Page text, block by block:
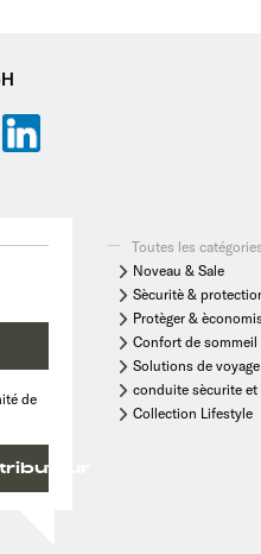
de
Toutes les catégories
Noveau & Sale
Sècuritè &
Protèger &
Confort de sommeil
Solutions de
conduite sècurite
Collection Lifestyle